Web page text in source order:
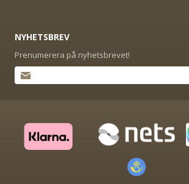
NYHETSBREV
Prenumerera på nyhetsbrevet!